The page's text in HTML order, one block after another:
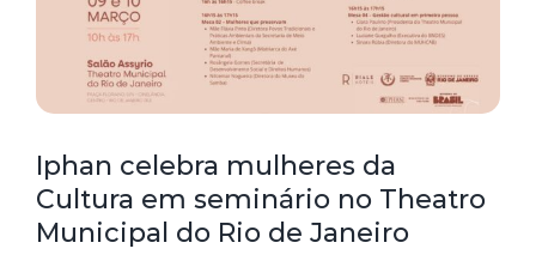
Iphan celebra mulheres da
Cultura em seminário no Theatro
Municipal do Rio de Janeiro